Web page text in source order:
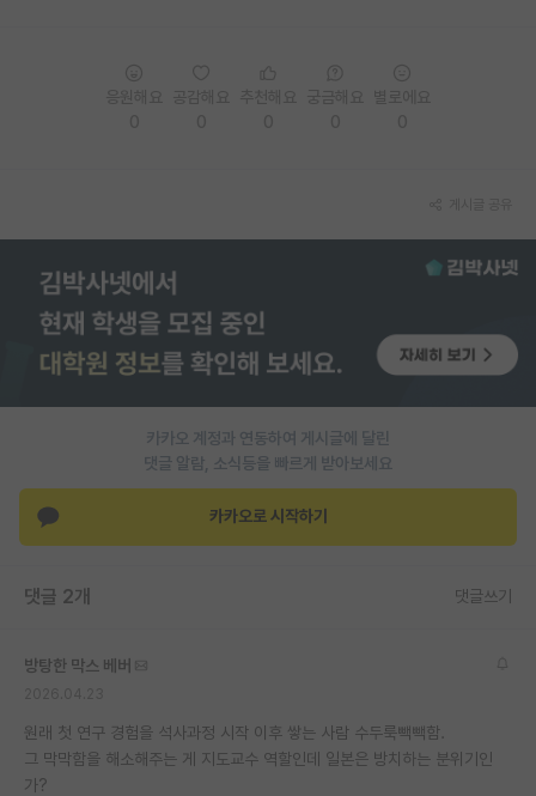
반도체/AI 게시판
학술 정보 게시판
홍보 게시판
커리어
유학교육
재팬라운지 🌸
카카오 계정과 연동하여 게시글에 달린
댓글 알람, 소식등을 빠르게 받아보세요
카카오로 시작하기
댓글 2개 댓글쓰기
방탕한 막스 베버
원래 첫 연구 경험을 석사과정 시작 이후 쌓는 사람 수두룩빽빽함.
그 막막함을 해소해주는 게 지도교수 역할인데 일본은 방치하는 분위기인
가?